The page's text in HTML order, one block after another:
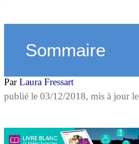
Sommaire
ParLaura Fressart
publié le 03/12/2018, mis à jour le